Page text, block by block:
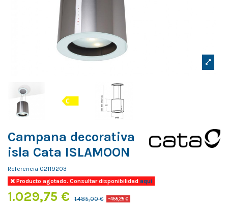
Campana decorativa
isla Cata ISLAMOON
Referencia 02119203
Producto agotado. Consultar disponibilidadaqui
1.029,75 € 1.485,00 € -455,25 €